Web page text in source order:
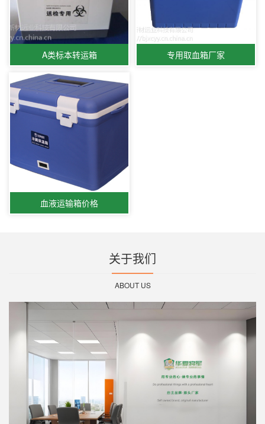
A类标本转运箱 专用取血箱厂家
血液运输箱价格
关于我们
ABOUT US